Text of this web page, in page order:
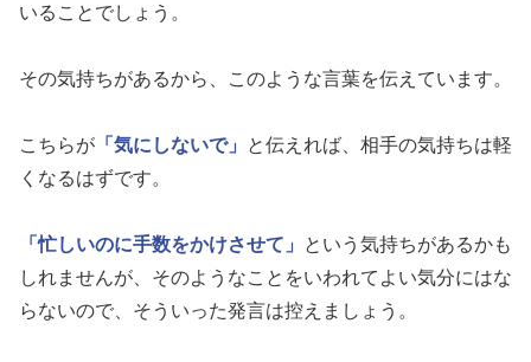
いることでしょう。
その気持ちがあるから、このような言葉を伝えています。
こちらが 「気にしないで」
と伝えれば、相手の気持ちは軽
くなるはずです。
「忙しいのに手数をかけさせて」
という気持ちがあるかも
しれませんが、そのようなことをいわれてよい気分にはな
らないので、そういった発言は控えましょう。